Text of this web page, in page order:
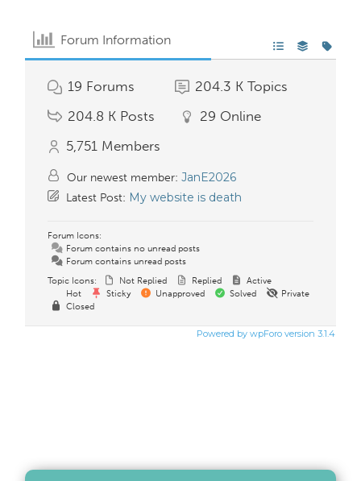
Forum Information
19 Forums 204.3 K Topics
204.8 K Posts 29 Online
5,751 Members
Our newest member: JanE2026
Latest Post: My website is death
Forum Icons:
Forum contains no unread posts
Forum contains unread posts
Topic Icons:
Not Replied Replied
Active
Hot
Sticky Unapproved Solved
Private
Closed
Powered by wpForo version 3.1.4